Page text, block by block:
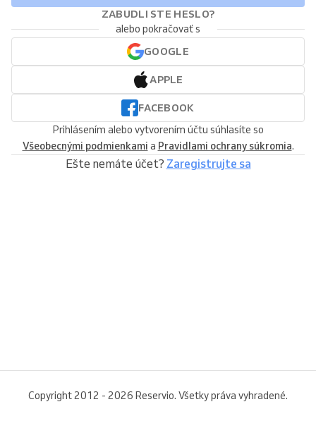
ZABUDLI STE HESLO?
alebo pokračovať s
GOOGLE
APPLE
FACEBOOK
Prihlásením alebo vytvorením účtu súhlasíte so
Všeobecnými podmienkami a Pravidlami ochrany súkromia.
Ešte nemáte účet? Zaregistrujte sa
Copyright 2012 - 2026 Reservio. Všetky práva vyhradené.